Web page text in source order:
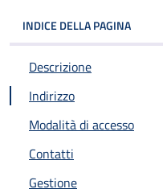
INDICE DELLA PAGINA
Descrizione
Indirizzo
Modalità di accesso
Contatti
Gestione